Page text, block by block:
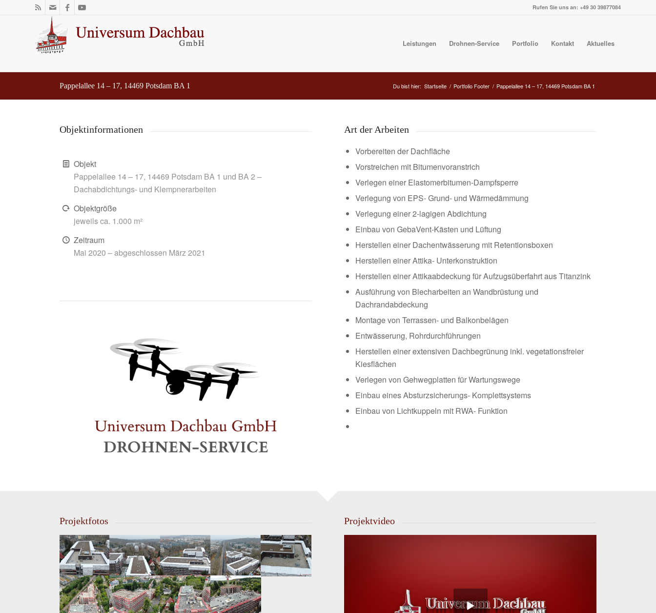
Rufen Sie uns an: +49 30 39877084
Leistungen Drohnen-Service Portfolio Kontakt Aktuelles
Pappelallee 14 – 17, 14469 Potsdam BA 1 Du bist hier: Startseite / Portfolio Footer / Pappelallee 14 – 17, 14469 Potsdam BA 1
Objektinformationen
Objekt
Pappelallee 14 – 17, 14469 Potsdam BA 1 und BA 2 –
Dachabdichtungs- und Klempnerarbeiten
Objektgröße
jeweils ca. 1.000 m²
Zeitraum
Mai 2020 – abgeschlossen März 2021
Art der Arbeiten
Vorbereiten der Dachfläche
Vorstreichen mit Bitumenvoranstrich
Verlegen einer Elastomerbitumen-Dampfsperre
Verlegung von EPS- Grund- und Wärmedämmung
Verlegung einer 2-lagigen Abdichtung
Einbau von GebaVent-Kästen und Lüftung
Herstellen einer Dachentwässerung mit Retentionsboxen
Herstellen einer Attika- Unterkonstruktion
Herstellen einer Attikaabdeckung für Aufzugsüberfahrt aus Titanzink
Ausführung von Blecharbeiten an Wandbrüstung und
Dachrandabdeckung
Montage von Terrassen- und Balkonbelägen
Entwässerung, Rohrdurchführungen
Herstellen einer extensiven Dachbegrünung inkl. vegetationsfreier
Kiesflächen
Verlegen von Gehwegplatten für Wartungswege
Einbau eines Absturzsicherungs- Komplettsystems
Einbau von Lichtkuppeln mit RWA- Funktion
Projektfotos Projektvideo